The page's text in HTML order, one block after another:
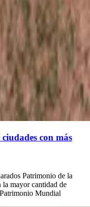
con más
Patrimonio de la
la mayor cantidad de
Mundial